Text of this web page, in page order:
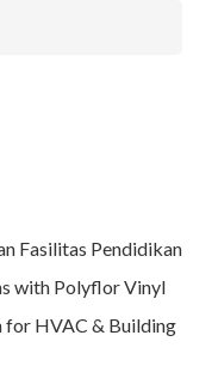
Fasilitas Pendidikan
with Polyflor Vinyl
for HVAC & Building